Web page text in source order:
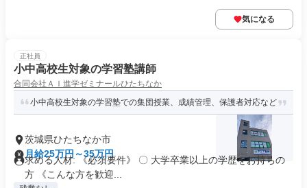
気になる
正社員
小中高校生対象の学習塾講師
合同会社ＡＩ進学ゼミナールひたちなか
小中高校生対象の学習塾での集団授業、成績管理、保護者対応など
茨城県ひたちなか市
月給25万円～35万円
求める人材: 《必須要件》 〇 大学卒業以上の学歴をお持ちの
方 《こんな方を歓迎...